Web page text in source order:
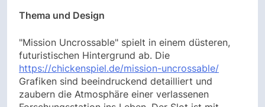
Thema und Design
"Mission Uncrossable" spielt in einem düsteren,
futuristischen Hintergrund ab. Die
https://chickenspiel.de/mission-uncrossable/
Grafiken sind beeindruckend detailliert und
zaubern die Atmosphäre einer verlassenen